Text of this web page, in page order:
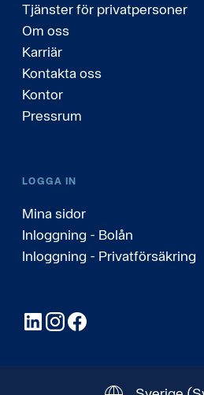
Tjänster för privatpersoner
Om oss
Karriär
Kontakta oss
Kontor
Pressrum
LOGGA IN
Mina sidor
Inloggning - Bolån
Inloggning - Privatförsäkring
LinkedInInstagram